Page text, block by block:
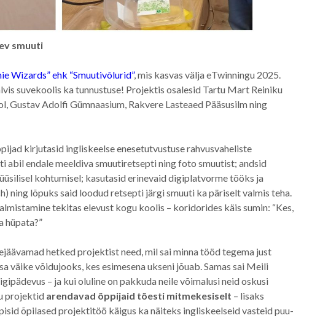
smuuti
Wizards” ehk “Smuutivõlurid”, mis kasvas välja eTwinningu 2025.
suvekoolis ka tunnustuse! Projektis osalesid Tartu Mart Reiniku
Gustav Adolfi Gümnaasium, Rakvere Lasteaed Pääsusilm ning
kirjutasid ingliskeelse enesetutvustuse rahvusvaheliste
endale meeldiva smuutiretsepti ning foto smuutist; andsid
kohtumisel; kasutasid erinevaid digiplatvorme tööks ja
ning lõpuks said loodud retsepti järgi smuuti ka päriselt valmis teha.
tekitas elevust kogu koolis – koridorides käis sumin: “Kes,
hüpata?”
hetked projektist need, mil sai minna tööd tegema just
väike võidujooks, kes esimesena ukseni jõuab. Samas sai Meili
– ja kui oluline on pakkuda neile võimalusi neid oskusi
projektid arendavad õppijaid tõesti mitmekesiselt – lisaks
õpilased projektitöö käigus ka näiteks ingliskeelseid vasteid puu-